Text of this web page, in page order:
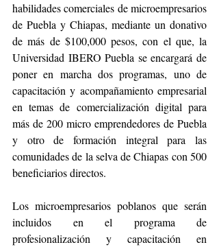
habilidades comerciales de microempresarios
de Puebla y Chiapas, mediante un donativo
de más de $100,000 pesos, con el que, la
Universidad IBERO Puebla se encargará de
poner en marcha dos programas, uno de
capacitación y acompañamiento empresarial
en temas de comercialización digital para
más de 200 micro emprendedores de Puebla
y otro de formación integral para las
comunidades de la selva de Chiapas con 500
beneficiarios directos.
Los microempresarios poblanos que serán
incluidos en el programa de
profesionalización y capacitación en